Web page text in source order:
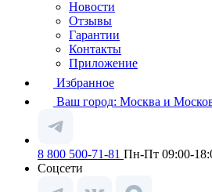
Новости
Отзывы
Гарантии
Контакты
Приложение
Избранное
Ваш город: Москва и
8 800 500-71-81 Пн-Пт 09:00-
Соцсети